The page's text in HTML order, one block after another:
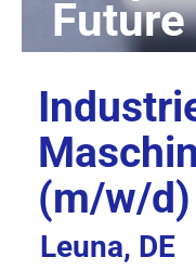
(m/w/d)
Leuna, DE